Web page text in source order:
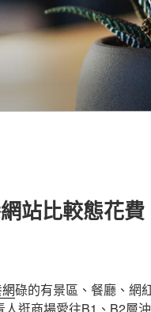
站比較態花費
碌的有景區、餐廳、網